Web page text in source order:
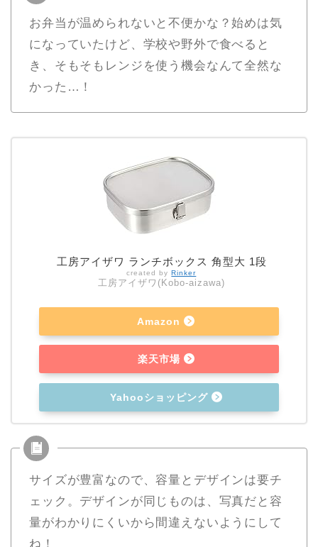
お弁当が温められないと不便かな？始めは気
になっていたけど、学校や野外で食べると
き、そもそもレンジを使う機会なんて全然な
かった…！
工房アイザワ ランチボックス 角型大 1段
created byRinker
工房アイザワ(Kobo-aizawa)
Amazon
楽天市場
Yahooショッピング
サイズが豊富なので、容量とデザインは要チ
ェック。デザインが同じものは、写真だと容
量がわかりにくいから間違えないようにして
ね！